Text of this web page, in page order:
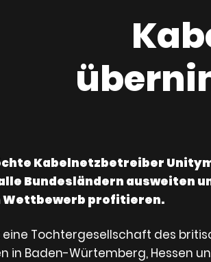
Kabelnetzbetreiber
Bundesländern ausweiten
Wettbewerb profitieren.
Tochtergesellschaft des
in Baden-Würtemberg, Hessen